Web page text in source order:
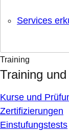
Services
Training
Training
Kurse und
Zertifizierungen
Einstufungstests